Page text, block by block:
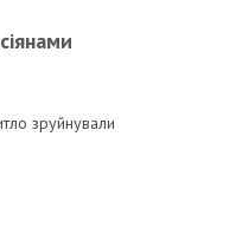
зруйнували